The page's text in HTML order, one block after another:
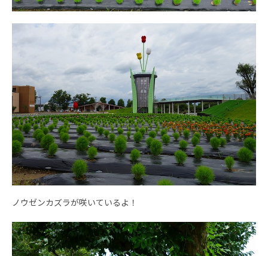
ノウゼンカズラが咲いているよ！